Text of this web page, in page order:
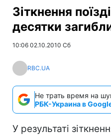
Зіткнення
десятки
10:06 02.10.2010 Сб
RBC.UA
Не трать время на
РБК-Украина в
У результаті